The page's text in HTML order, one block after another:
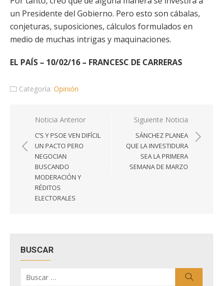
un Presidente del Gobierno. Pero esto son cábalas,
conjeturas, suposiciones, cálculos formulados en
medio de muchas intrigas y maquinaciones.
EL PAÍS – 10/02/16 – FRANCESC DE CARRERAS
Categoría: Opinión
Navegación
entradas
Noticia Anterior
C’S Y PSOE VEN DIFÍCIL
UN PACTO PERO
NEGOCIAN
BUSCANDO
MODERACIÓN Y
RÉDITOS
ELECTORALES
Siguiente Noticia
SÁNCHEZ PLANEA
QUE LA INVESTIDURA
SEA LA PRIMERA
SEMANA DE MARZO
BUSCAR
por: